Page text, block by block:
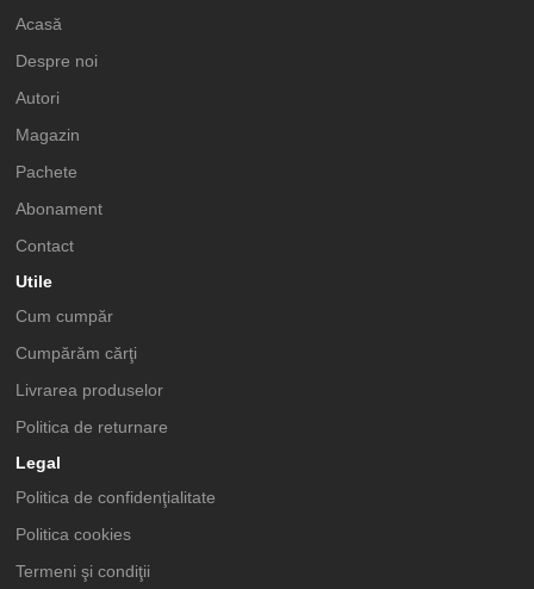
Acasă
Despre noi
Autori
Magazin
Pachete
Abonament
Contact
Utile
Cum cumpăr
Cumpărăm cărţi
Livrarea produselor
Politica de returnare
Legal
Politica de confidenţialitate
Politica cookies
Termeni şi condiţii